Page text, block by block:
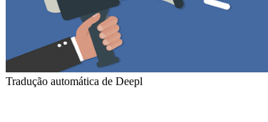
Tradução automática de Deepl